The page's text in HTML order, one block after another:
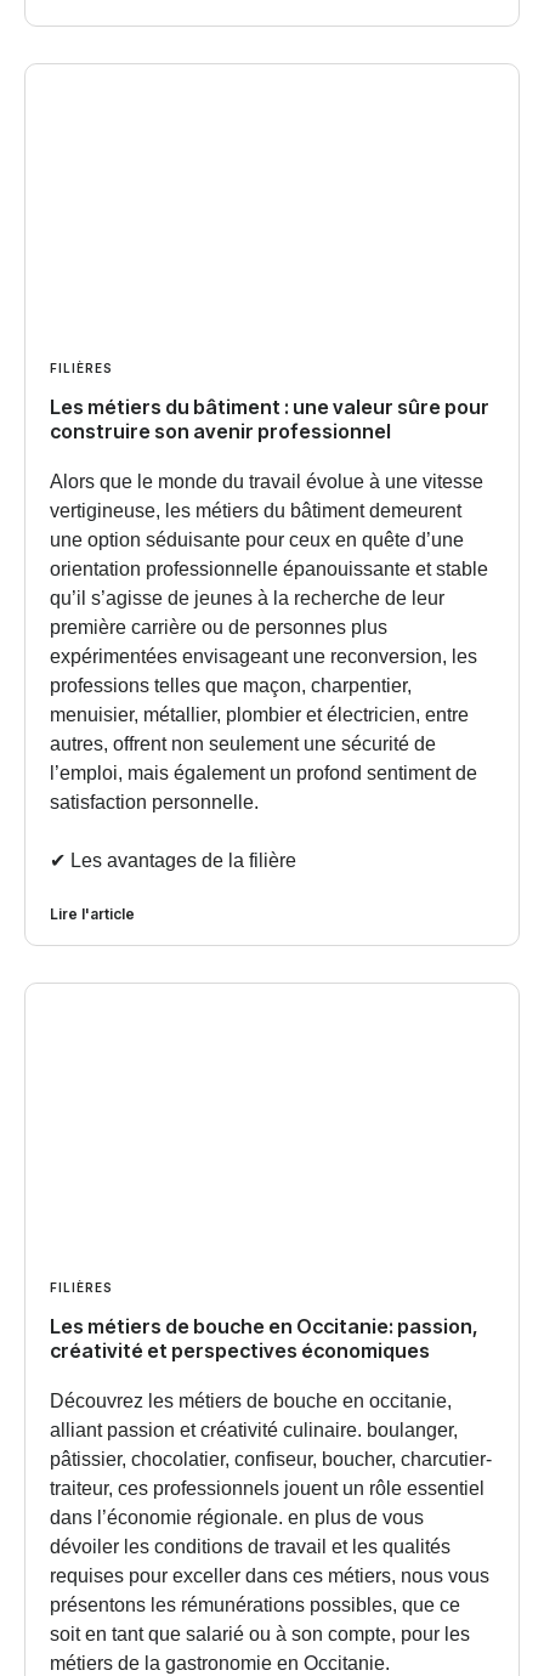
FILIÈRES
Les métiers du bâtiment : une valeur sûre pour
construire son avenir professionnel
Alors que le monde du travail évolue à une vitesse
vertigineuse, les métiers du bâtiment demeurent
une option séduisante pour ceux en quête d’une
orientation professionnelle épanouissante et stable
qu’il s’agisse de jeunes à la recherche de leur
première carrière ou de personnes plus
expérimentées envisageant une reconversion, les
professions telles que maçon, charpentier,
menuisier, métallier, plombier et électricien, entre
autres, offrent non seulement une sécurité de
l’emploi, mais également un profond sentiment de
satisfaction personnelle.
✔︎ Les avantages de la filière
Lire l'article
FILIÈRES
Les métiers de bouche en Occitanie: passion,
créativité et perspectives économiques
Découvrez les métiers de bouche en occitanie,
alliant passion et créativité culinaire. boulanger,
pâtissier, chocolatier, confiseur, boucher, charcutier-
traiteur, ces professionnels jouent un rôle essentiel
dans l’économie régionale. en plus de vous
dévoiler les conditions de travail et les qualités
requises pour exceller dans ces métiers, nous vous
présentons les rémunérations possibles, que ce
soit en tant que salarié ou à son compte, pour les
métiers de la gastronomie en Occitanie.